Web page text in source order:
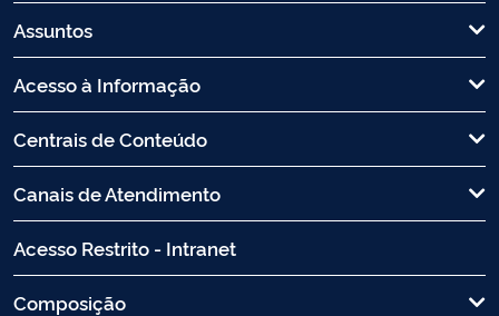
Assuntos
Acesso à Informação
Centrais de Conteúdo
Canais de Atendimento
Acesso Restrito - Intranet
Composição